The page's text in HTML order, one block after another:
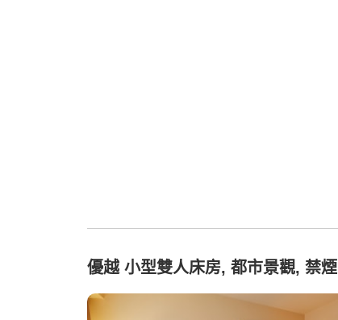
優越 小型雙人床房, 都市景觀, 禁煙